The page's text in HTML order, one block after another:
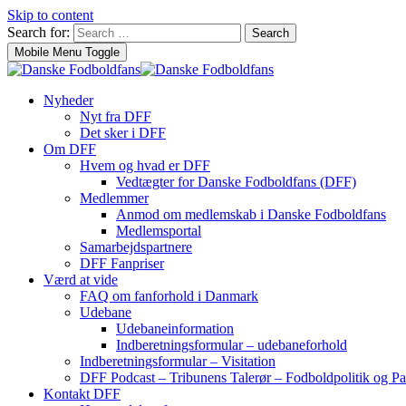
Skip to content
Search for:
Search
Mobile Menu Toggle
Nyheder
Nyt fra DFF
Det sker i DFF
Om DFF
Hvem og hvad er DFF
Vedtægter for Danske Fodboldfans (DFF)
Medlemmer
Anmod om medlemskab i Danske Fodboldfans
Medlemsportal
Samarbejdspartnere
DFF Fanpriser
Værd at vide
FAQ om fanforhold i Danmark
Udebane
Udebaneinformation
Indberetningsformular – udebaneforhold
Indberetningsformular – Visitation
DFF Podcast – Tribunens Talerør – Fodboldpolitik og
Kontakt DFF